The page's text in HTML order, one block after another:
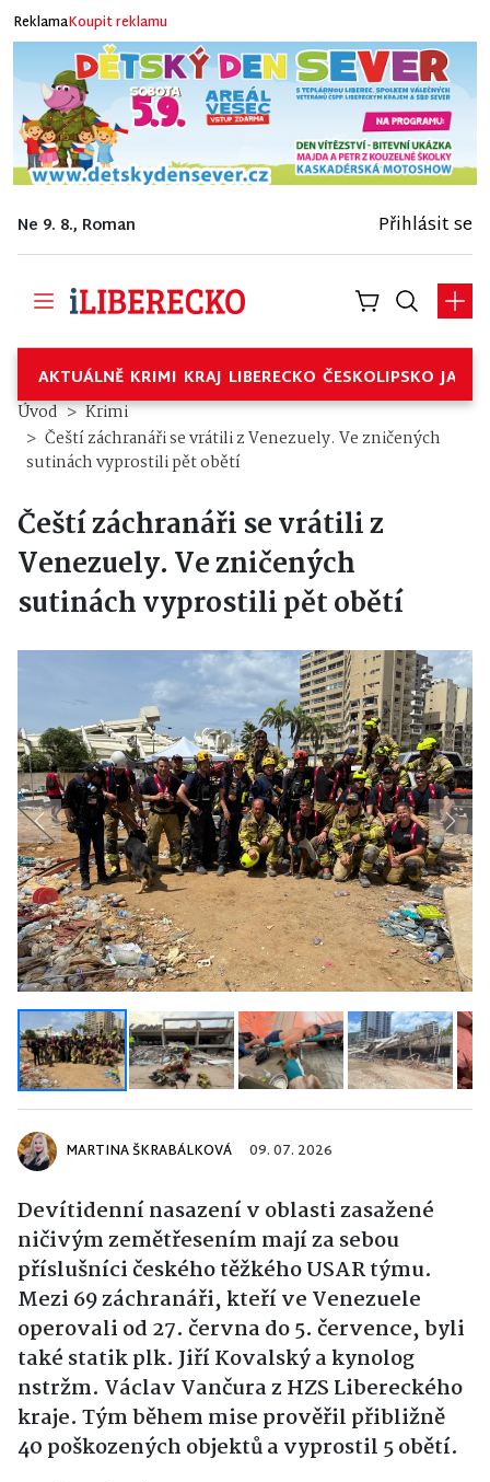
ReklamaKoupit reklamu
Ne 9. 8., Roman Přihlásit se
AKTUÁLNĚ KRIMI KRAJ LIBERECKO ČESKOLIPSKO
Úvod
Krimi
Čeští záchranáři se vrátili z Venezuely. Ve zničených
sutinách vyprostili pět obětí
Čeští záchranáři se vrátili z
Venezuely. Ve zničených
sutinách vyprostili pět obětí
Previous Next
MARTINA ŠKRABÁLKOVÁ 09. 07. 2026
Devítidenní nasazení v oblasti zasažené
ničivým zemětřesením mají za sebou
příslušníci českého těžkého USAR týmu.
Mezi 69 záchranáři, kteří ve Venezuele
operovali od 27. června do 5. července, byli
také statik plk. Jiří Kovalský a kynolog
nstržm. Václav Vančura z HZS Libereckého
kraje. Tým během mise prověřil přibližně
40 poškozených objektů a vyprostil 5 obětí.